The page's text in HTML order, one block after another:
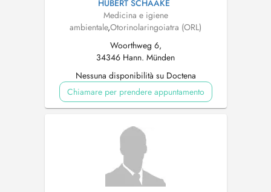
HUBERT SCHAAKE
Medicina e igiene
ambientale,Otorinolaringoiatra (ORL)
Woorthweg 6,
34346 Hann. Münden
Nessuna disponibilità su Doctena
Chiamare per prendere appuntamento